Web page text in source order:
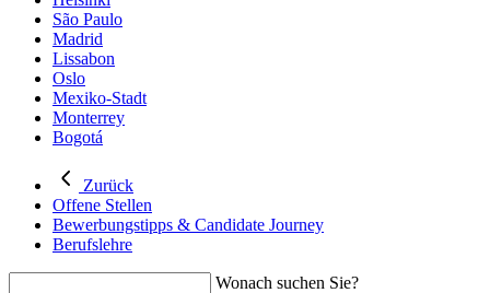
São Paulo
Madrid
Lissabon
Oslo
Mexiko-Stadt
Monterrey
Bogotá
Zurück
Offene Stellen
Bewerbungstipps & Candidate Journey
Berufslehre
Wonach suchen Sie?